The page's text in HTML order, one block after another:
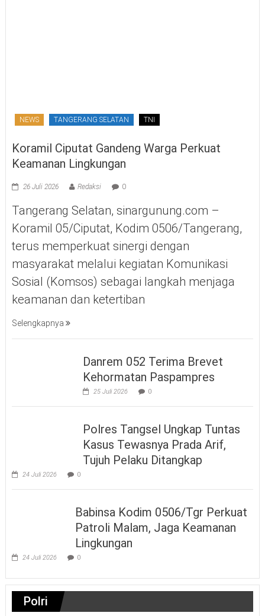
NEWS TANGERANG SELATAN TNI
Koramil Ciputat Gandeng Warga Perkuat
Keamanan Lingkungan
26 Juli 2026 Redaksi 0
Tangerang Selatan, sinargunung.com –
Koramil 05/Ciputat, Kodim 0506/Tangerang,
terus memperkuat sinergi dengan
masyarakat melalui kegiatan Komunikasi
Sosial (Komsos) sebagai langkah menjaga
keamanan dan ketertiban
Selengkapnya
Danrem 052 Terima Brevet
Kehormatan Paspampres
25 Juli 2026 0
Polres Tangsel Ungkap Tuntas
Kasus Tewasnya Prada Arif,
Tujuh Pelaku Ditangkap
24 Juli 2026 0
Babinsa Kodim 0506/Tgr Perkuat
Patroli Malam, Jaga Keamanan
Lingkungan
24 Juli 2026 0
Polri